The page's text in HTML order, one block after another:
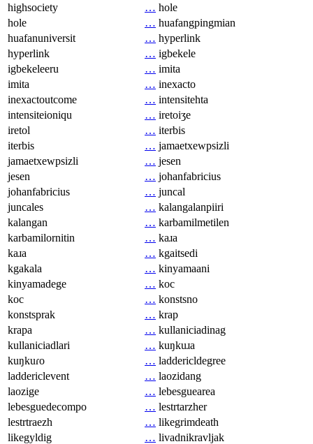
highsociety
… hole
hole
… huafangpingmian
huafanuniversit
… hyperlink
hyperlink
… igbekele
igbekeleeru
… imita
imita
… inexacto
inexactoutcome
… intensitehta
intensiteioniqu
… iretoiʒe
iretol
… iterbis
iterbis
… jamaetxewpsizli
jamaetxewpsizli
… jesen
jesen
… johanfabricius
johanfabricius
… juncal
juncales
… kalangalanpiiri
kalangan
… karbamilmetilen
karbamilornitin
… kaɹa
kaɹa
… kgaitsedi
kgakala
… kinyamaani
kinyamadege
… koc
koc
… konstsno
konstsprak
… krap
krapa
… kullaniciadinag
kullaniciadlari
… kuŋkuɹa
kuŋkuɾo
… laddericldegree
laddericlevent
… laozidang
laozige
… lebesguearea
lebesguedecompo
… lestrtarzher
lestrtraezh
… likegrimdeath
likegyldig
… livadnikravljak